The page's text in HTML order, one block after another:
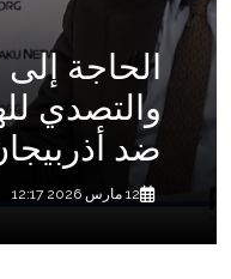
الحاجة إلى
والتصدي
ضد
12 مارس 2026 12:17